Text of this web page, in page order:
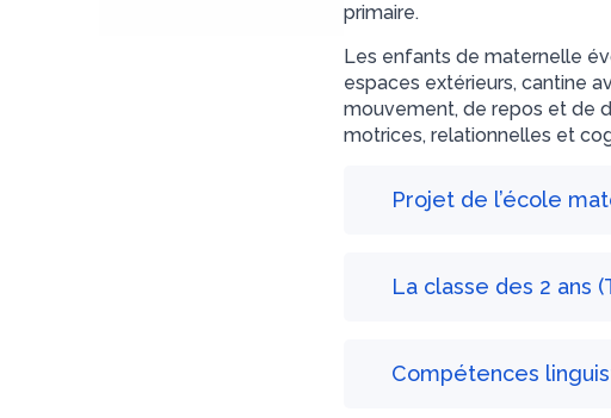
primaire.
Les enfants de maternelle
espaces extérieurs, cantine
mouvement, de repos et de
motrices, relationnelles et
Projet de l’école
La classe des 2 ans
Compétences